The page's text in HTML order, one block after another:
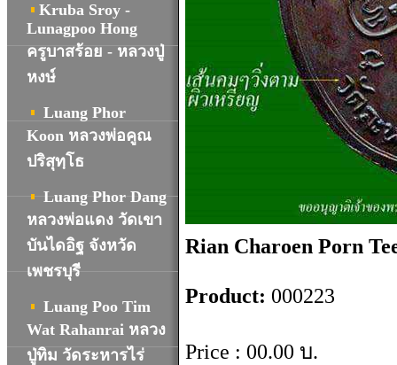
Kruba Sroy -
Lunagpoo Hong
ครูบาสร้อย - หลวงปู่
หงษ์
Luang Phor
Koon หลวงพ่อคูณ
ปริสุทฺโธ
Luang Phor Dang
หลวงพ่อแดง วัดเขา
บันไดอิฐ จังหวัด
เพชรบุรี
Luang Poo Tim
Wat Rahanrai หลวง
ปู่ทิม วัดระหารไร่
Rian Charoen Porn
Product: 000223
Price : 00.00 บ.